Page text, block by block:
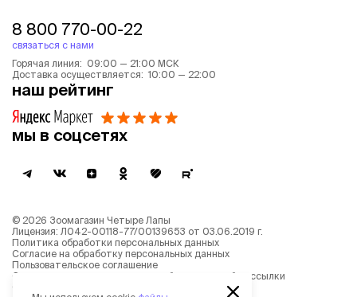
8 800 770-00-22
связаться с нами
Горячая линия: 09:00 — 21:00 МСК
Доставка осуществляется: 10:00 — 22:00
наш рейтинг
мы в соцсетях
© 2026 Зоомагазин Четыре Лапы
Лицензия: Л042-00118-77/00139653 от 03.06.2019 г.
Политика обработки персональных данных
Согласие на обработку персональных данных
Пользовательское соглашение
Согласие на получение новостной и рекламной рассылки
Описание рекомендательных алгоритмов